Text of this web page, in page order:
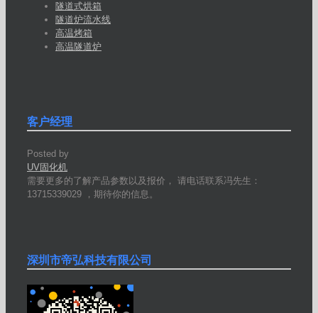
隧道式烘箱
隧道炉流水线
高温烤箱
高温隧道炉
客户经理
Posted by
UV固化机
需要更多的了解产品参数以及报价， 请电话联系冯先生：
13715339029 ，期待你的信息。
深圳市帝弘科技有限公司